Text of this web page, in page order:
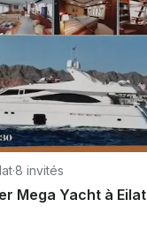
·8 invités
Mega Yacht à Eilat